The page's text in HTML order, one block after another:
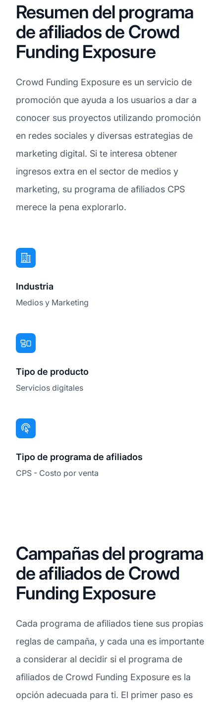
Resumen del programa
de afiliados de Crowd
Funding Exposure
Crowd Funding Exposure es un servicio de
promoción que ayuda a los usuarios a dar a
conocer sus proyectos utilizando promoción
en redes sociales y diversas estrategias de
marketing digital. Si te interesa obtener
ingresos extra en el sector de medios y
marketing, su programa de afiliados CPS
merece la pena explorarlo.
Industria
Medios y Marketing
Tipo de producto
Servicios digitales
Tipo de programa de afiliados
CPS - Costo por venta
Campañas del programa
de afiliados de Crowd
Funding Exposure
Cada programa de afiliados tiene sus propias
reglas de campaña, y cada una es importante
a considerar al decidir si el programa de
afiliados de Crowd Funding Exposure es la
opción adecuada para ti. El primer paso es